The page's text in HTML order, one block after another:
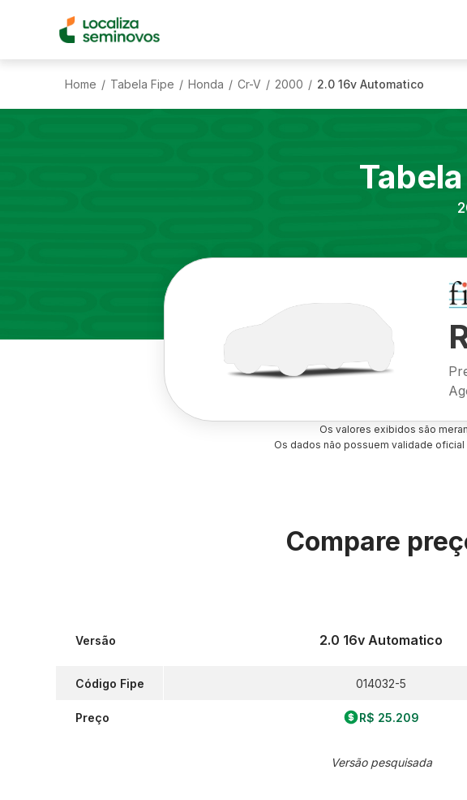
Home / Tabela Fipe / Honda / Cr-V / 2000 / 2.0 16v Automatico
Os valores exibidos são
Os dados não possuem validade
Compare
Versão
Código Fipe
Preço
2.0 16v Automatico
014032-5
R$ 25.209
Versão pesquisada